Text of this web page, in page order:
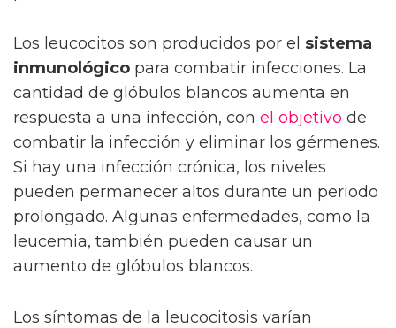
Los leucocitos son producidos por el sistema
inmunológico para combatir infecciones. La
cantidad de glóbulos blancos aumenta en
respuesta a una infección, con el objetivo de
combatir la infección y eliminar los gérmenes.
Si hay una infección crónica, los niveles
pueden permanecer altos durante un periodo
prolongado. Algunas enfermedades, como la
leucemia, también pueden causar un
aumento de glóbulos blancos.
Los síntomas de la leucocitosis varían